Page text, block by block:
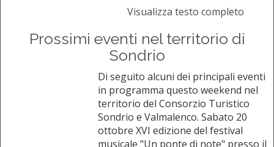
Visualizza testo completo
Prossimi eventi nel territorio di
Sondrio
Di seguito alcuni dei principali eventi
in programma questo weekend nel
territorio del Consorzio Turistico
Sondrio e Valmalenco. Sabato 20
ottobre XVI edizione del festival
musicale "Un ponte di note" presso il